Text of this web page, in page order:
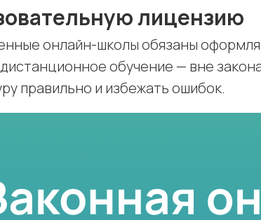
лицензию
онлайн-школы обязаны
обучение — вне
правильно и избежать ошибок.